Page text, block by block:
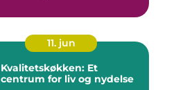
11. jun
Kvalitetskøkken: Et
centrum for liv og nydelse